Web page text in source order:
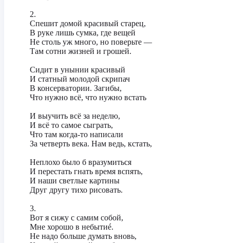
‎2.
‎Спешит домой красивый старец,
‎В руке лишь сумка, где вещей
‎Не столь уж много, но поверьте —
‎Там сотни жизней и грошей.
‎Сидит в унынии красивый
‎И статный молодой скрипач
‎В консерватории. Загибы,
‎Что нужно всё, что нужно встать
‎И выучить всё за неделю,
‎И всё то самое сыграть,
‎Что там когда-то написали
‎За четверть века. Нам ведь, кстать,
‎Неплохо было б вразумиться
‎И перестать гнать время вспять,
‎И наши светлые картины
‎Друг другу тихо рисовать.
‎3.
‎Вот я сижу с самим собой,
‎Мне хорошо в небытиé.
‎Не надо больше думать вновь,